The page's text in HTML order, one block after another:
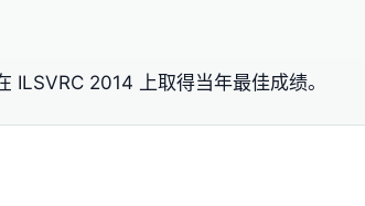
2014 上取得当年最佳成绩。